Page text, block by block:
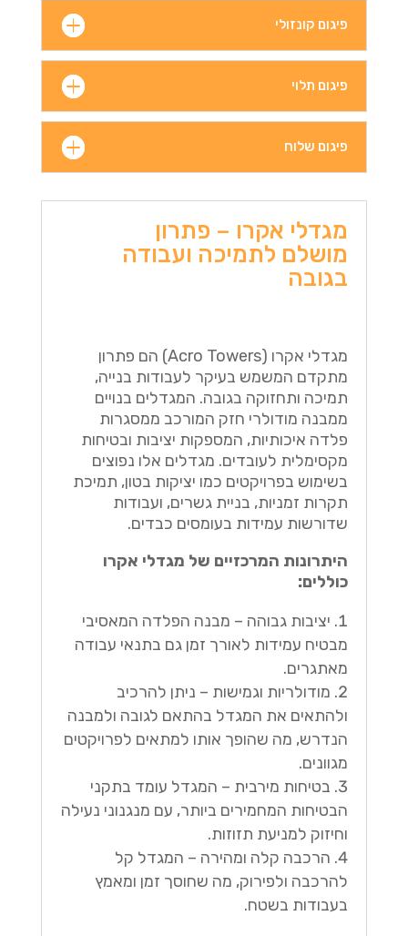
פיגום קונזולי
פיגום תלוי
פיגום שלוח
מגדלי אקרו – פתרון
מושלם לתמיכה ועבודה
בגובה
מגדלי אקרו (Acro Towers) הם פתרון
מתקדם המשמש בעיקר לעבודות בנייה,
תמיכה ותחזוקה בגובה. המגדלים בנויים
ממבנה מודולרי חזק המורכב ממסגרות
פלדה איכותיות, המספקות יציבות ובטיחות
מקסימלית לעובדים. מגדלים אלו נפוצים
בשימוש בפרויקטים כמו יציקות בטון, תמיכת
תקרות זמניות, בניית גשרים, ועבודות
שדורשות עמידות בעומסים כבדים.
היתרונות המרכזיים של מגדלי אקרו
כוללים:
יציבות גבוהה – מבנה הפלדה המאסיבי
מבטיח עמידות לאורך זמן גם בתנאי עבודה
מאתגרים.
מודולריות וגמישות – ניתן להרכיב
ולהתאים את המגדל בהתאם לגובה ולמבנה
הנדרש, מה שהופך אותו למתאים לפרויקטים
מגוונים.
בטיחות מירבית – המגדל עומד בתקני
הבטיחות המחמירים ביותר, עם מנגנוני נעילה
וחיזוק למניעת תזוזות.
הרכבה קלה ומהירה – המגדל קל
להרכבה ולפירוק, מה שחוסך זמן ומאמץ
בעבודות בשטח.